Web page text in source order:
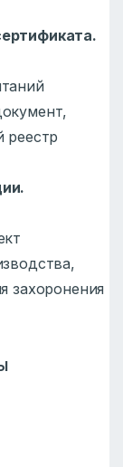
реестр
захоронения